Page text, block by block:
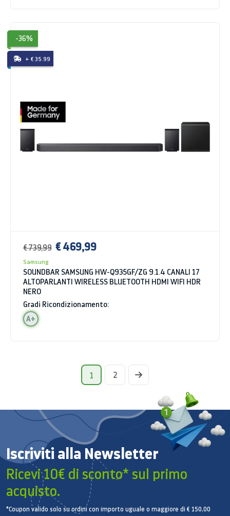
-36%
+ € 35.99
€ 739,99 € 469,99
Samsung
SOUNDBAR SAMSUNG HW-Q935GF/ZG 9.1.4 CANALI 17
ALTOPARLANTI WIRELESS BLUETOOTH HDMI WIFI HDR
NERO
Gradi Ricondizionamento:
A+
1 2
Iscriviti alla Newsletter
Ricevi 10€ di sconto* sul primo
acquisto.
*Coupon valido solo su ordini con importo uguale o maggiore di € 150,00